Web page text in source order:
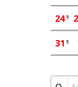
245
31 5